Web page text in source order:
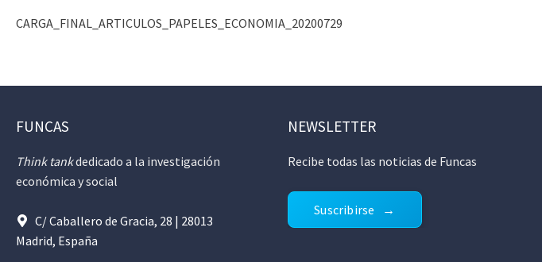
CARGA_FINAL_ARTICULOS_PAPELES_ECONOMIA_20200729
FUNCAS
Think tankdedicado a la investigación
económica y social
C/ Caballero de Gracia, 28 | 28013
Madrid, España
NEWSLETTER
Recibe todas las noticias de Funcas
Suscribirse